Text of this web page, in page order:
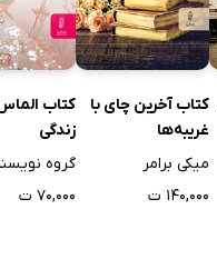
کتاب آخرین چای با
غریبه‌ها
میکی برامر
۱۴۰,۰۰۰ ت
کتاب
زندگی
گروه
۷۰,۰۰۰ ت